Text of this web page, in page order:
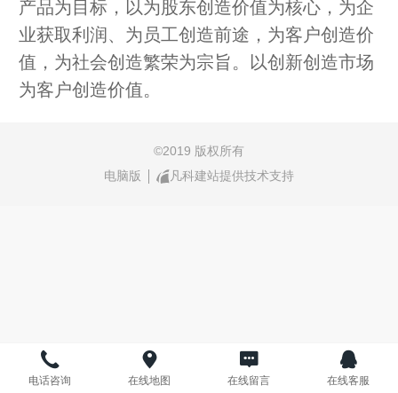
产品为目标，以为股东创造价值为核心，为企
业获取利润、为员工创造前途，为客户创造价
值，为社会创造繁荣为宗旨。以创新创造市场
为客户创造价值。
©2019 版权所有
电脑版
凡科建站提供技术支持
电话咨询 在线地图 在线留言 在线客服